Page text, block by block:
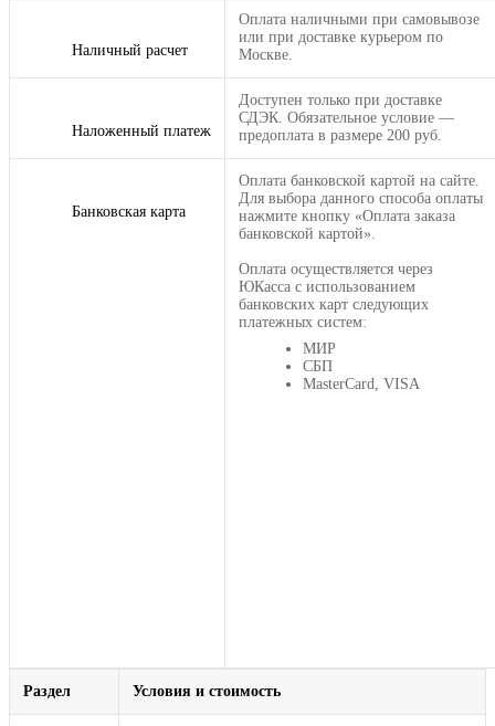
Наличный расчет
Оплата наличными при самовывозе
или при доставке курьером по
Москве.
Наложенный платеж
Доступен только при доставке
СДЭК. Обязательное условие —
предоплата в размере 200 руб.
Банковская карта
Оплата банковской картой на сайте.
Для выбора данного способа оплаты
нажмите кнопку «Оплата заказа
банковской картой».
Оплата осуществляется через
ЮКасса с использованием
банковских карт следующих
платежных систем:
МИР
СБП
MasterCard, VISA
Раздел Условия и стоимость